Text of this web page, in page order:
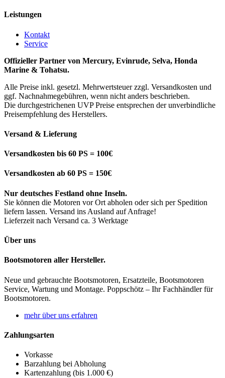
Leistungen
Kontakt
Service
Offizieller Partner von Mercury, Evinrude, Selva, Honda
Marine & Tohatsu.
Alle Preise inkl. gesetzl. Mehrwertsteuer zzgl. Versandkosten und
ggf. Nachnahmegebühren, wenn nicht anders beschrieben.
Die durchgestrichenen UVP Preise entsprechen der unverbindliche
Preisempfehlung des Herstellers.
Versand & Lieferung
Versandkosten bis 60 PS = 100€
Versandkosten ab 60 PS = 150€
Nur deutsches Festland ohne Inseln.
Sie können die Motoren vor Ort abholen oder sich per Spedition
liefern lassen. Versand ins Ausland auf Anfrage!
Lieferzeit nach Versand ca. 3 Werktage
Über uns
Bootsmotoren aller Hersteller.
Neue und gebrauchte Bootsmotoren, Ersatzteile, Bootsmotoren
Service, Wartung und Montage. Poppschötz – Ihr Fachhändler für
Bootsmotoren.
mehr über uns erfahren
Zahlungsarten
Vorkasse
Barzahlung bei Abholung
Kartenzahlung (bis 1.000 €)